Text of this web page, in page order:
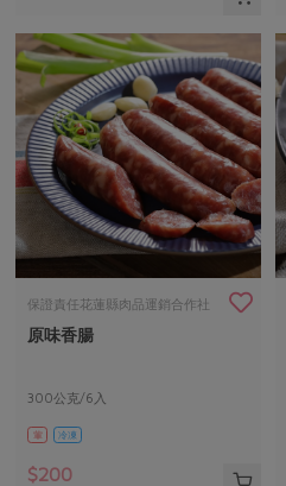
保證責任花蓮縣肉品運銷合作社
原味香腸
300公克/6入
葷 冷凍
$200